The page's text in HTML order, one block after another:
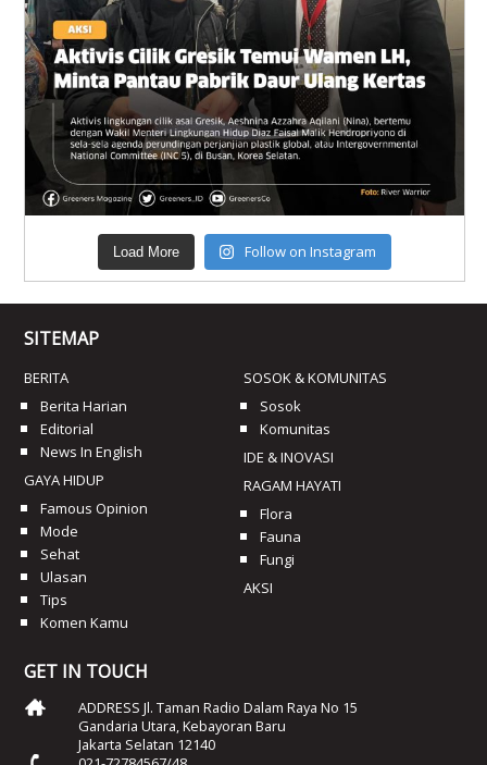
Load More Follow on Instagram
SITEMAP
BERITA
Berita Harian
Editorial
News In English
GAYA HIDUP
Famous Opinion
Mode
Sehat
Ulasan
Tips
Komen Kamu
SOSOK & KOMUNITAS
Sosok
Komunitas
IDE & INOVASI
RAGAM HAYATI
Flora
Fauna
Fungi
AKSI
GET IN TOUCH
ADDRESS Jl. Taman Radio Dalam Raya No 15
Gandaria Utara, Kebayoran Baru
Jakarta Selatan 12140